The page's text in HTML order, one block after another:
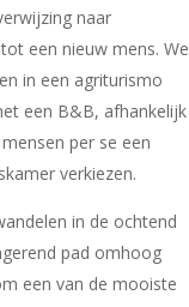
naar
een nieuw mens. We
in een agriturismo
een B&B, afhankelijk
per se een
verkiezen.
in de ochtend
pad omhoog
een van de mooiste